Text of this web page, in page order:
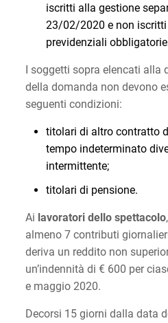
iscritti alla gestione
23/02/2020 e non
previdenziali
I soggetti sopra elencati alla
della domanda non devono
seguenti condizioni:
titolari di altro contratto
tempo indeterminato
intermittente;
titolari di pensione.
Ai lavoratori dello spettacolo
almeno 7 contributi
deriva un reddito non
un’indennità di € 600 per
e maggio 2020.
Decorsi 15 giorni dalla data